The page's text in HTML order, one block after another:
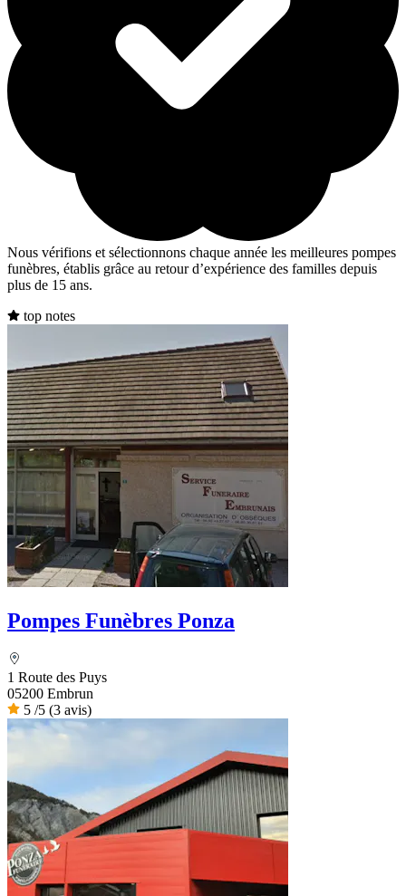
Nous vérifions et sélectionnons chaque année les meilleures pompes
funèbres, établis grâce au retour d’expérience des familles depuis
plus de 15 ans.
top notes
Pompes Funèbres Ponza
1 Route des Puys
05200 Embrun
5 /5 (3 avis)